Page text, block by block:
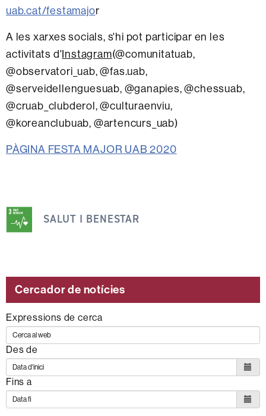
uab.cat/festamajor
A les xarxes socials, s'hi pot participar en les
activitats d'Instagram(@comunitatuab,
@observatori_uab, @fas.uab,
@serveidellenguesuab, @ganapies, @chessuab,
@cruab_clubderol, @culturaenviu,
@koreanclubuab, @artencurs_uab)
PÀGINA FESTA MAJOR UAB 2020
notícia
s'emmarca
següents
ODS
SALUT I BENESTAR
Cercador de notícies
Expressions de cerca
Des de
Fins a